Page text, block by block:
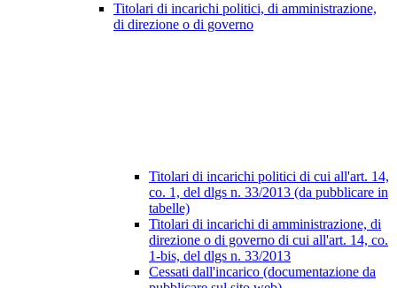
Titolari di incarichi politici, di amministrazione,
di direzione o di governo
Titolari di incarichi politici di cui all'art. 14,
co. 1, del dlgs n. 33/2013 (da pubblicare in
tabelle)
Titolari di incarichi di amministrazione, di
direzione o di governo di cui all'art. 14, co.
1-bis, del dlgs n. 33/2013
Cessati dall'incarico (documentazione da